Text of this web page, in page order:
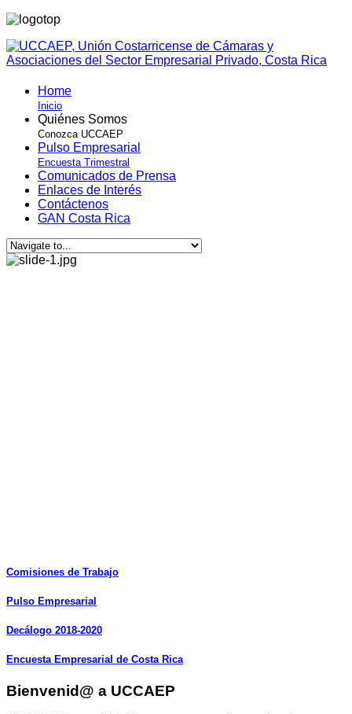
Home
Inicio
Quiénes Somos
Conozca UCCAEP
Pulso Empresarial
Encuesta Trimestral
Comunicados de Prensa
Enlaces de Interés
Contáctenos
GAN Costa Rica
Comisiones de Trabajo
Pulso Empresarial
Decálogo 2018-2020
Encuesta Empresarial de Costa Rica
Bienvenid@ a UCCAEP